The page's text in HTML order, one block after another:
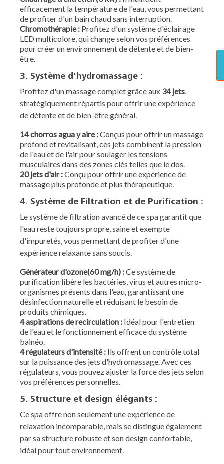
efficacement la température de l'eau, vous permettant
de profiter d'un bain chaud sans interruption.
Chromothérapie: Profitez d'un système d'éclairage
LED multicolore, qui change selon vos préférences
pour créer un environnement de détente et de bien-
être.
3. Système d'hydromassage :
Profitez d'un massage complet grâce aux 34 jets,
stratégiquement répartis pour offrir une expérience
de détente et de bien-être général.
14 chorros agua y aire :Conçus pour offrir un massage
profond et revitalisant, ces jets combinent la pression
de l'eau et de l'air pour soulager les tensions
musculaires dans des zones clés telles que le dos.
20 jets d'air :Conçu pour offrir une expérience de
massage plus profonde et plus thérapeutique.
4. Système de Filtration et de Purification :
Le système de filtration avancé de ce spa garantit que
l'eau reste toujours propre, saine et exempte
d'impuretés, vous permettant de profiter d'une
expérience relaxante sans soucis.
Générateur d'ozone(60 mg/h) :Ce système de
purification libère les bactéries, virus et autres micro-
organismes présents dans l'eau, garantissant une
désinfection naturelle et réduisant le besoin de
produits chimiques.
4 aspirations de recirculation : Idéal pour l'entretien
de l'eau et le fonctionnement efficace du système
balnéo.
4 régulateurs d'intensité : Ils offrent un contrôle total
sur la puissance des jets d'hydromassage. Avec ces
régulateurs, vous pouvez ajuster la force des jets selon
vos préférences personnelles.
5. Structure et design élégants :
Ce spa offre non seulement une expérience de
relaxation incomparable, mais se distingue également
par sa structure robuste et son design confortable,
idéal pour tout environnement.